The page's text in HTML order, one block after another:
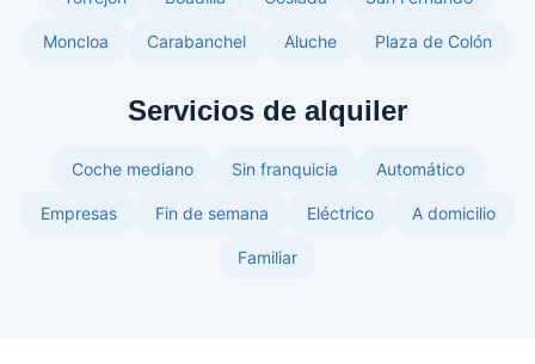
Moncloa Carabanchel Aluche Plaza de Colón
Servicios de alquiler
Coche mediano Sin franquicia Automático
Empresas Fin de semana Eléctrico A domicilio
Familiar